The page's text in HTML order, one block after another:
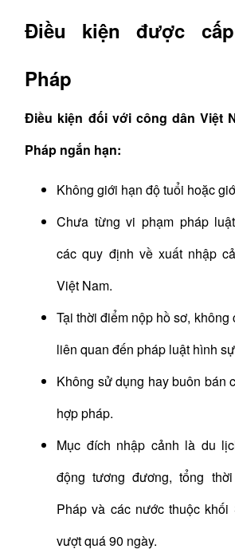
Điều kiện được
Pháp
Điều kiện đối với công dân Việt
Pháp ngắn hạn:
Không giới hạn độ tuổi hoặc
Chưa từng vi phạm pháp
các quy định về xuất nhập
Việt Nam.
Tại thời điểm nộp hồ sơ, không
liên quan đến pháp luật hình
Không sử dụng hay buôn bán
hợp pháp.
Mục đích nhập cảnh là du
động tương đương, tổng
Pháp và các nước thuộc khối
vượt quá 90 ngày.